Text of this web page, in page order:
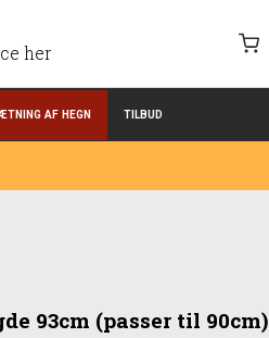
her
AF HEGN TILBUD
93cm (passer til 90cm)